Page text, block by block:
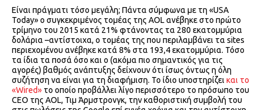
Είναι πράγματι τόσο μεγάλη; Πάντα σύμφωνα με τη «USA
Today» ο συγκεκριμένος τομέας της AOL ανέβηκε στο πρώτο
τρίμηνο του 2015 κατά 21% φτάνοντας τα 280 εκατομμύρια
δολάρια –αντίστοιχα, ο τομέας της που περιλαμβάνει τα sites
περιεχομένου ανέβηκε κατά 8% στα 193,4 εκατομμύρια. Τόσο
τα ίδια τα ποσά όσο και ο (ακόμα πιο σημαντικός για τις
αγορές) βαθμός ανάπτυξης δείχνουν ότι ίσως όντως η όλη
συζήτηση να είναι για τη διαφήμιση. Το ίδιο υποστηρίζει και το
«Wired» το οποίο προβάλλει λίγο περισσότερο το πρόσωπο του
CEO της AOL, Τιμ Άρμστρονγκ, την καθοριστική συμβολή του